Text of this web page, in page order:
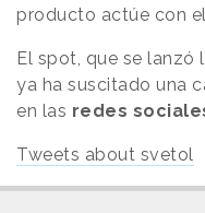
producto actúe con
El spot, que se lanzó
ya ha suscitado una
en las redes
Tweets about svetol